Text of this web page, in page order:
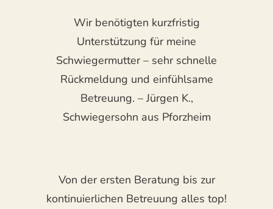
Wir benötigten kurzfristig
Unterstützung für meine
Schwiegermutter – sehr schnelle
Rückmeldung und einfühlsame
Betreuung. – Jürgen K.,
Schwiegersohn aus Pforzheim
Von der ersten Beratung bis zur
kontinuierlichen Betreuung alles top!